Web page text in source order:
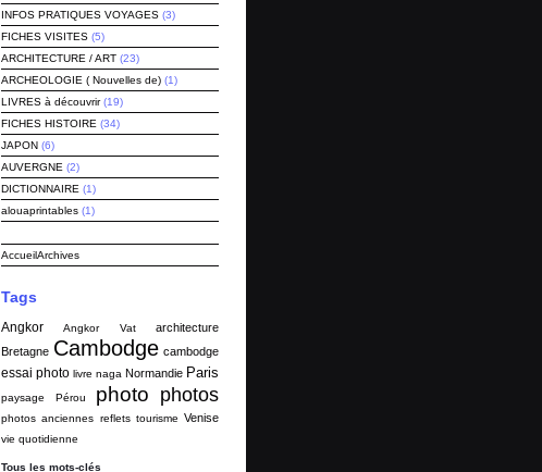
INFOS PRATIQUES VOYAGES (3)
FICHES VISITES (5)
ARCHITECTURE / ART (23)
ARCHEOLOGIE ( Nouvelles de) (1)
LIVRES à découvrir (19)
FICHES HISTOIRE (34)
JAPON (6)
AUVERGNE (2)
DICTIONNAIRE (1)
alouaprintables (1)
AccueilArchives
Tags
Angkor Angkor Vat
architecture
Bretagne Cambodge cambodge
essai photo livre naga Normandie Paris
paysage Pérou photo photos
photos anciennes reflets tourisme Venise
vie quotidienne
Tous les mots-clés